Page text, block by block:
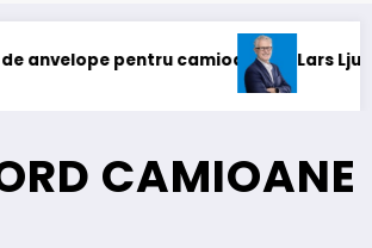
pentru camioane Lars
CAMIOANE